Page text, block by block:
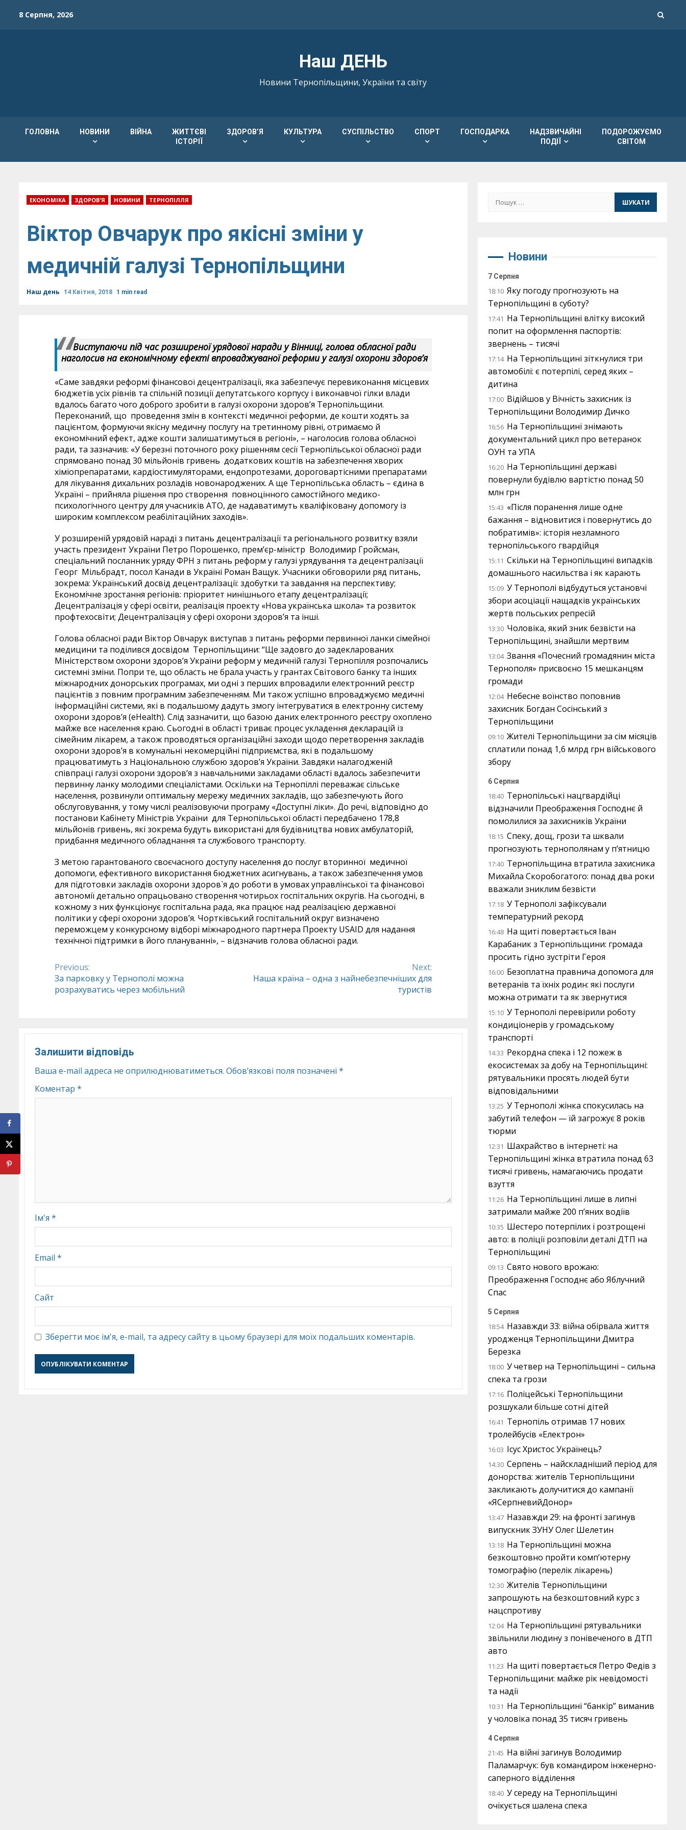
8 Серпня, 2026
Наш ДЕНЬ
Новини Тернопільщини, України та світу
ГОЛОВНА НОВИНИ ВІЙНА
ЖИТТЄВІ
ІСТОРІЇ
ЗДОРОВ’Я КУЛЬТУРА СУСПІЛЬСТВО СПОРТ ГОСПОДАРКА
НАДЗВИЧАЙНІ
ПОДІЇ
ПОДОРОЖУЄМО
СВІТОМ
ЕКОНОМІКА ЗДОРОВ’Я НОВИНИ ТЕРНОПІЛЛЯ
Віктор Овчарук про якісні зміни у
медичній галузі Тернопільщини
Наш день 14 Квітня, 2018 1 min read
Виступаючи під час розширеної урядової наради у Вінниці, голова обласної ради
наголосив на економічному ефекті впроваджуваної реформи у галузі охорони здоров’я
«Саме завдяки реформі фінансової децентралізації, яка забезпечує перевиконання місцевих
бюджетів усіх рівнів та спільній позиції депутатського корпусу і виконавчої гілки влади
вдалось багато чого доброго зробити в галузі охорони здоров’я Тернопільщини.
Переконаний, що проведення змін в контексті медичної реформи, де кошти ходять за
пацієнтом, формуючи якісну медичну послугу на третинному рівні, отримаємо й
економічний ефект, адже кошти залишатимуться в регіоні», – наголосив голова обласної
ради, та зазначив: «У березні поточного року рішенням сесії Тернопільської обласної ради
спрямовано понад 30 мільйонів гривень додаткових коштів на забезпечення хворих
хіміопрепаратами, кардіостимуляторами, ендопротезами, дороговартісними препаратами
для лікування дихальних розладів новонароджених. А ще Тернопільська область – єдина в
Україні – прийняла рішення про створення повноцінного самостійного медико-
психологічного центру для учасників АТО, де надаватимуть кваліфіковану допомогу із
широким комплексом реабілітаційних заходів».
У розширеній урядовій нараді з питань децентралізації та регіонального розвитку взяли
участь президент України Петро Порошенко, прем’єр-міністр Володимир Гройсман,
спеціальний посланник уряду ФРН з питань реформ у галузі урядування та децентралізації
Георг Мільбрадт, посол Канади в Україні Роман Ващук. Учасники обговорили ряд питань,
зокрема: Український досвід децентралізації: здобутки та завдання на перспективу;
Економічне зростання регіонів: пріоритет нинішнього етапу децентралізації;
Децентралізація у сфері освіти, реалізація проекту «Нова українська школа» та розвиток
профтехосвіти; Децентралізація у сфері охорони здоров’я та інші.
Голова обласної ради Віктор Овчарук виступав з питань реформи первинної ланки сімейної
медицини та поділився досвідом Тернопільщини: “Ще задовго до задекларованих
Міністерством охорони здоров’я України реформ у медичній галузі Тернопілля розпочались
системні зміни. Попри те, що область не брала участь у грантах Світового банку та інших
міжнародних донорських програмах, ми одні з перших впровадили електронний реєстр
пацієнтів з повним програмним забезпеченням. Ми також успішно впроваджуємо медичні
інформаційні системи, які в подальшому дадуть змогу інтегруватися в електронну систему
охорони здоров’я (eHealth). Слід зазначити, що базою даних електронного реєстру охоплено
майже все населення краю. Сьогодні в області триває процес укладення декларацій із
сімейним лікарем, а також проводяться організаційні заходи щодо перетворення закладів
охорони здоров’я в комунальні некомерційні підприємства, які в подальшому
працюватимуть з Національною службою здоров’я України. Завдяки налагодженій
співпраці галузі охорони здоров’я з навчальними закладами області вдалось забезпечити
первинну ланку молодими спеціалістами. Оскільки на Тернопіллі переважає сільське
населення, розвинули оптимальну мережу медичних закладів, що забезпечують його
обслуговування, у тому числі реалізовуючи програму «Доступні ліки». До речі, відповідно до
постанови Кабінету Міністрів України для Тернопільської області передбачено 178,8
мільйонів гривень, які зокрема будуть використані для будівництва нових амбулаторій,
придбання медичного обладнання та службового транспорту.
З метою гарантованого своєчасного доступу населення до послуг вторинної медичної
допомоги, ефективного використання бюджетних асигнувань, а також забезпечення умов
для підготовки закладів охорони здоров`я до роботи в умовах управлінської та фінансової
автономії детально опрацьовано створення чотирьох госпітальних округів. На сьогодні, в
кожному з них функціонує госпітальна рада, яка працює над реалізацією державної
політики у сфері охорони здоров’я. Чортківський госпітальний округ визначено
переможцем у конкурсному відборі міжнародного партнера Проекту USAID для надання
технічної підтримки в його плануванні», – відзначив голова обласної ради.
Continue
Reading
Previous:
За парковку у Тернополі можна
розрахуватись через мобільний
Next:
Наша країна – одна з найнебезпечніших для
туристів
Залишити відповідь
Ваша e-mail адреса не оприлюднюватиметься. Обов’язкові поля позначені *
Коментар *
Ім'я *
Email *
Сайт
Зберегти моє ім'я, e-mail, та адресу сайту в цьому браузері для моїх подальших коментарів.
Пошук:
Новини
7 Серпня
18:10 Яку погоду прогнозують на
Тернопільщині в суботу?
17:41 На Тернопільщині влітку високий
попит на оформлення паспортів:
звернень – тисячі
17:14 На Тернопільщині зіткнулися три
автомобілі: є потерпілі, серед яких –
дитина
17:00 Відійшов у Вічність захисник із
Тернопільщини Володимир Дичко
16:56 На Тернопільщині знімають
документальний цикл про ветеранок
ОУН та УПА
16:20 На Тернопільщині державі
повернули будівлю вартістю понад 50
млн грн
15:43 «Після поранення лише одне
бажання – відновитися і повернутись до
побратимів»: історія незламного
тернопільського гвардійця
15:11 Скільки на Тернопільщині випадків
домашнього насильства і як карають
15:09 У Тернополі відбудуться установчі
збори асоціації нащадків українських
жертв польських репресій
13:30 Чоловіка, який зник безвісти на
Тернопільщині, знайшли мертвим
13:04 Звання «Почесний громадянин міста
Тернополя» присвоєно 15 мешканцям
громади
12:04 Небесне воїнство поповнив
захисник Богдан Сосінський з
Тернопільщини
09:10 Жителі Тернопільщини за сім місяців
сплатили понад 1,6 млрд грн військового
збору
6 Серпня
18:40 Тернопільські нацгвардійці
відзначили Преображення Господнє й
помолилися за захисників України
18:15 Спеку, дощ, грози та шквали
прогнозують тернополянам у п’ятницю
17:40 Тернопільщина втратила захисника
Михайла Скоробогатого: понад два роки
вважали зниклим безвісти
17:18 У Тернополі зафіксували
температурний рекорд
16:48 На щиті повертається Іван
Карабаник з Тернопільщини: громада
просить гідно зустріти Героя
16:00 Безоплатна правнича допомога для
ветеранів та їхніх родин: які послуги
можна отримати та як звернутися
15:10 У Тернополі перевірили роботу
кондиціонерів у громадському
транспорті
14:33 Рекордна спека і 12 пожеж в
екосистемах за добу на Тернопільщині:
рятувальники просять людей бути
відповідальними
13:25 У Тернополі жінка спокусилась на
забутий телефон — їй загрожує 8 років
тюрми
12:31 Шахрайство в інтернеті: на
Тернопільщині жінка втратила понад 63
тисячі гривень, намагаючись продати
взуття
11:26 На Тернопільщині лише в липні
затримали майже 200 п’яних водіїв
10:35 Шестеро потерпілих і розтрощені
авто: в поліції розповіли деталі ДТП на
Тернопільщині
09:13 Свято нового врожаю:
Преображення Господнє або Яблучний
Спас
5 Серпня
18:54 Назавжди 33: війна обірвала життя
уродженця Тернопільщини Дмитра
Березка
18:00 У четвер на Тернопільщині – сильна
спека та грози
17:16 Поліцейські Тернопільщини
розшукали більше сотні дітей
16:41 Тернопіль отримав 17 нових
тролейбусів «Електрон»
16:03 Ісус Христос Українець?
14:30 Серпень – найскладніший період для
донорства: жителів Тернопільщини
закликають долучитися до кампанії
«ЯСерпневийДонор»
13:47 Назавжди 29: на фронті загинув
випускник ЗУНУ Олег Шелетин
13:18 На Тернопільщині можна
безкоштовно пройти комп’ютерну
томографію (перелік лікарень)
12:30 Жителів Тернопільщини
запрошують на безкоштовний курс з
нацспротиву
12:04 На Тернопільщині рятувальники
звільнили людину з понівеченого в ДТП
авто
11:23 На щиті повертається Петро Федів з
Тернопільщини: майже рік невідомості
та надії
10:31 На Тернопільщині “банкір” виманив
у чоловіка понад 35 тисяч гривень
4 Серпня
21:45 На війні загинув Володимир
Паламарчук: був командиром інженерно-
саперного відділення
18:40 У середу на Тернопільщині
очікується шалена спека